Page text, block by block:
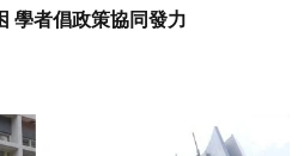
學者倡政策協同發力